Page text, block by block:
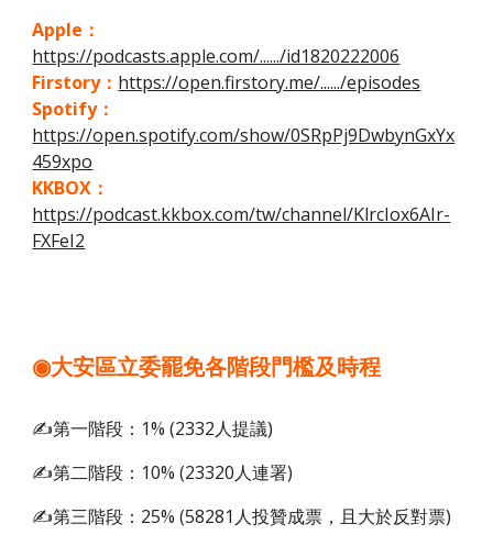
Apple：
https://podcasts.apple.com/....../id1820222006
​Firstory： https://open.firstory.me/....../episodes
​Spotify：
https://open.spotify.com/show/0SRpPj9DwbynGxYx
459xpo
​KKBOX：
https://podcast.kkbox.com/tw/channel/KlrcIox6AIr-
FXFeI2
◉大安區立委罷免各階段門檻及時程
✍️第一階段 ： 1% (2332人提議)
✍️第二階段 ： 10% (23320人連署)
✍️第三階段 ：25% (58281人投贊成票 ，且大於反對票)